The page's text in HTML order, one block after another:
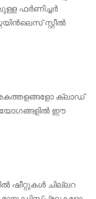
ഫർണിച്ചർ
സ്റ്റീൽ
അകത്തളങ്ങളോ ക്ലാഡ്
ഈ
ഷീറ്റുകൾ ചില്ലറ